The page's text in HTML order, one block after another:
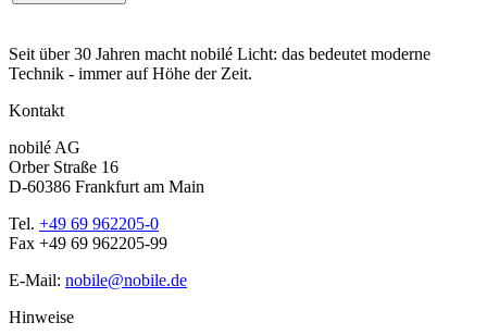
Seit über 30 Jahren macht nobilé Licht: das bedeutet moderne
Technik - immer auf Höhe der Zeit.
Kontakt
nobilé AG
Orber Straße 16
D-60386 Frankfurt am Main
Tel. +49 69 962205-0
Fax +49 69 962205-99
E-Mail: nobile@nobile.de
Hinweise